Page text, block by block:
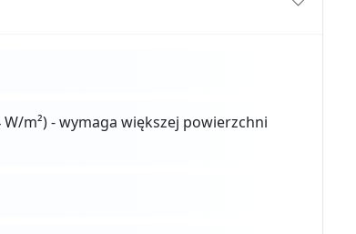
m²) - wymaga większej powierzchni